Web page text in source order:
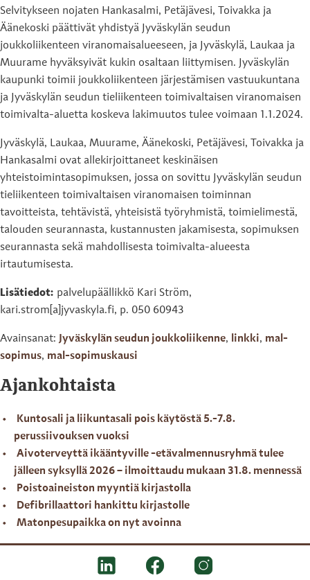
Selvitykseen nojaten Hankasalmi, Petäjävesi, Toivakka ja
Äänekoski päättivät yhdistyä Jyväskylän seudun
joukkoliikenteen viranomaisalueeseen, ja Jyväskylä, Laukaa ja
Muurame hyväksyivät kukin osaltaan liittymisen. Jyväskylän
kaupunki toimii joukkoliikenteen järjestämisen vastuukuntana
ja Jyväskylän seudun tieliikenteen toimivaltaisen viranomaisen
toimivalta-aluetta koskeva lakimuutos tulee voimaan 1.1.2024.
Jyväskylä, Laukaa, Muurame, Äänekoski, Petäjävesi, Toivakka ja
Hankasalmi ovat allekirjoittaneet keskinäisen
yhteistoimintasopimuksen, jossa on sovittu Jyväskylän seudun
tieliikenteen toimivaltaisen viranomaisen toiminnan
tavoitteista, tehtävistä, yhteisistä työryhmistä, toimielimestä,
talouden seurannasta, kustannusten jakamisesta, sopimuksen
seurannasta sekä mahdollisesta toimivalta-alueesta
irtautumisesta.
Lisätiedot: palvelupäällikkö Kari Ström,
kari.strom[a]jyvaskyla.fi, p. 050 60943
Avainsanat: Jyväskylän seudun joukkoliikenne, linkki, mal-
sopimus, mal-sopimuskausi
Ajankohtaista
Kuntosali ja liikuntasali pois käytöstä 5.-7.8.
perussiivouksen vuoksi
Aivoterveyttä ikääntyville -etävalmennusryhmä tulee
jälleen syksyllä 2026 – ilmoittaudu mukaan 31.8. mennessä
Poistoaineiston myyntiä kirjastolla
Defibrillaattori hankittu kirjastolle
Matonpesupaikka on nyt avoinna